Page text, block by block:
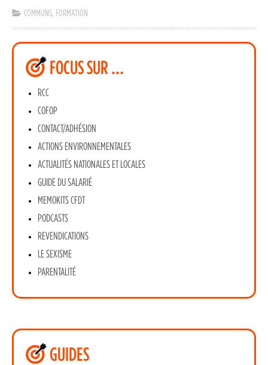
COMMUNS, FORMATION
FOCUS SUR …
RCC
COFOP
CONTACT/ADHÉSION
ACTIONS ENVIRONNEMENTALES
ACTUALITÉS NATIONALES ET LOCALES
GUIDE DU SALARIÉ
MEMOKITS CFDT
PODCASTS
REVENDICATIONS
LE SEXISME
PARENTALITÉ
GUIDES